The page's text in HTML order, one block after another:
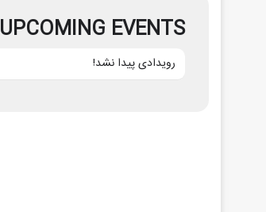
UPCOMING EVENTS
رویدادی پیدا نشد!